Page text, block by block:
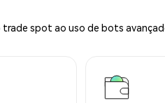
trade spot ao uso de bots